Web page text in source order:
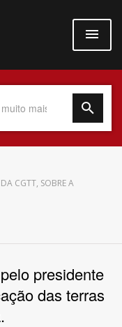
CGTT, SOBRE A
presidente
das terras